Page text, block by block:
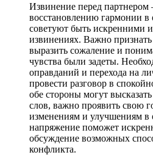
Извинение перед
восстановлению гармонии
советуют быть искренними
извинениях. Важно
выразить сожаление и
чувства были задеты.
оправданий и перехода на
провести разговор в
обе стороны могут
слов, важно проявить свою
изменениям и улучшениям в
напряжение поможет
обсуждение возможных
конфликта.